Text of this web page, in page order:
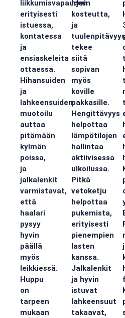
liikkumisvapauden
erityisesti
istuessa,
kontatessa
ja
ensiaskeleita
ottaessa.
Hihansuiden
ja
lahkeensuiden
muotoilu
auttaa
pitämään
kylmän
poissa,
ja
jalkalenkit
varmistavat,
että
haalari
pysyy
hyvin
päällä
myös
leikkiessä.
Huppu
on
tarpeen
mukaan
hyvin
kosteutta,
ja
tuulenpitävyys
tekee
siitä
sopivan
myös
koville
pakkasille.
Hengittävyys
helpottaa
lämpötilojen
hallintaa
aktiivisessa
ulkoilussa.
Pitkä
vetoketju
helpottaa
pukemista,
erityisesti
pienempien
lasten
kanssa.
Jalkalenkit
ja hyvin
istuvat
lahkeensuut
takaavat,